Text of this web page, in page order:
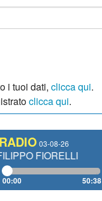
i tuoi dati, clicca qui.
clicca qui.
03-08-26
00:00 50:38